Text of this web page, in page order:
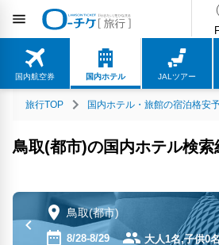
国内航空券 国内ホテル JALツアー
旅行TOP 国内ホテル・旅館の宿泊格安
鳥取(都市)の国内ホテル検索
鳥取(都市)
8/28-8/29 大人1名,子供0